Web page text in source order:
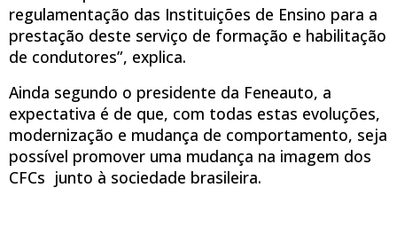
regulamentação das Instituições de Ensino para a
prestação deste serviço de formação e habilitação
de condutores”, explica.
Ainda segundo o presidente da Feneauto, a
expectativa é de que, com todas estas evoluções,
modernização e mudança de comportamento, seja
possível promover uma mudança na imagem dos
CFCs junto à sociedade brasileira.